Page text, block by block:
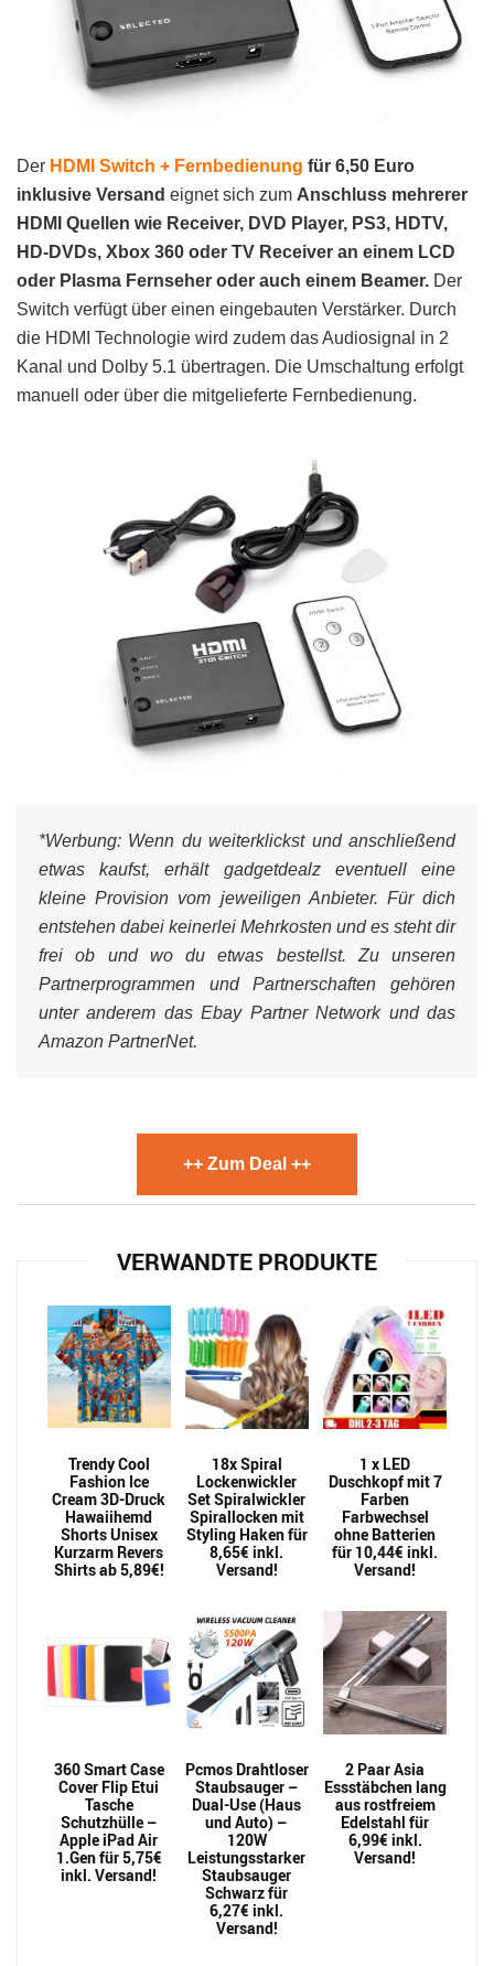
Der HDMI Switch + Fernbedienung für 6,50 Euro
inklusive Versand eignet sich zum Anschluss mehrerer
HDMI Quellen wie Receiver, DVD Player, PS3, HDTV,
HD-DVDs, Xbox 360 oder TV Receiver an einem LCD
oder Plasma Fernseher oder auch einem Beamer. Der
Switch verfügt über einen eingebauten Verstärker. Durch
die HDMI Technologie wird zudem das Audiosignal in 2
Kanal und Dolby 5.1 übertragen. Die Umschaltung erfolgt
manuell oder über die mitgelieferte Fernbedienung.
*Werbung: Wenn du weiterklickst und anschließend
etwas kaufst, erhält gadgetdealz eventuell eine
kleine Provision vom jeweiligen Anbieter. Für dich
entstehen dabei keinerlei Mehrkosten und es steht dir
frei ob und wo du etwas bestellst. Zu unseren
Partnerprogrammen und Partnerschaften gehören
unter anderem das Ebay Partner Network und das
Amazon PartnerNet.
++ Zum Deal ++
VERWANDTE PRODUKTE
Trendy Cool
Fashion Ice
Cream 3D-Druck
Hawaiihemd
Shorts Unisex
Kurzarm Revers
Shirts ab 5,89€!
18x Spiral
Lockenwickler
Set Spiralwickler
Spirallocken mit
Styling Haken für
8,65€ inkl.
Versand!
1 x LED
Duschkopf mit 7
Farben
Farbwechsel
ohne Batterien
für 10,44€ inkl.
Versand!
360 Smart Case
Cover Flip Etui
Tasche
Schutzhülle –
Apple iPad Air
1.Gen für 5,75€
inkl. Versand!
Pcmos Drahtloser
Staubsauger –
Dual-Use (Haus
und Auto) –
120W
Leistungsstarker
Staubsauger
Schwarz für
6,27€ inkl.
Versand!
2 Paar Asia
Essstäbchen lang
aus rostfreiem
Edelstahl für
6,99€ inkl.
Versand!